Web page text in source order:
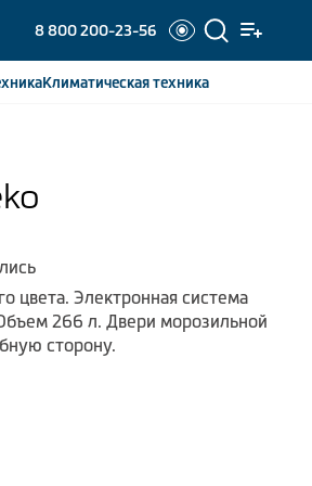
8 800 200-23-56
Климатическаятехника
цвета. Электронная система
266 л. Двери морозильной
сторону.